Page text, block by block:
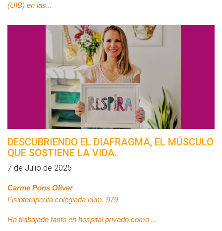
(UIB) en las...
DESCUBRIENDO EL DIAFRAGMA, EL MÚSCULO
QUE SOSTIENE LA VIDA.
7 de Julio de 2025
Carme Pons Oliver
Fisioterapeuta colegiada núm. 979
Ha trabajado tanto en hospital privado como ...